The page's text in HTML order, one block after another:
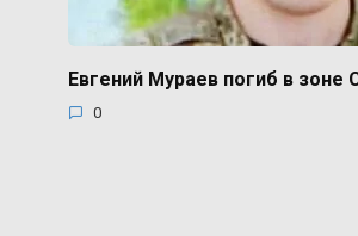
Евгений Мураев погиб в зоне
0